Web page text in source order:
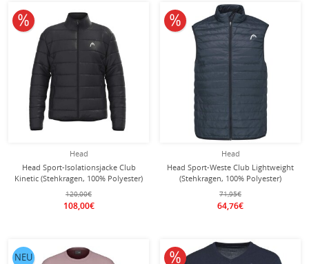
Head
Head Sport-Isolationsjacke Club
Kinetic (Stehkragen, 100% Polyester)
schwarz Herren
120,00€
108,00€
10% reduziert
Head
Head Sport-Weste Club Lightweight
(Stehkragen, 100% Polyester)
navyblau Herren
71,95€
64,76€
10% reduziert
NEU 10% reduziert